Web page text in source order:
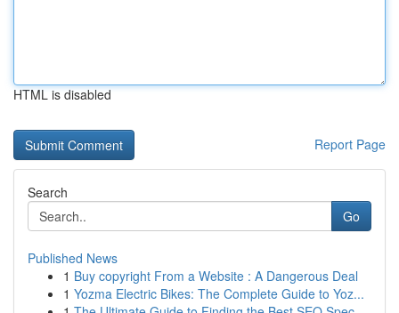
HTML is disabled
Report Page
Search
Go
Published News
1 Buy copyright From a Website : A Dangerous Deal
1 Yozma Electric Bikes: The Complete Guide to Yoz...